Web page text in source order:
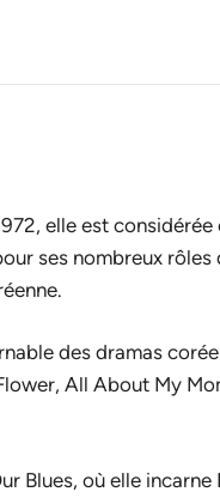
elle est considérée
ses nombreux rôles
des dramas
, All About My
Blues, où elle